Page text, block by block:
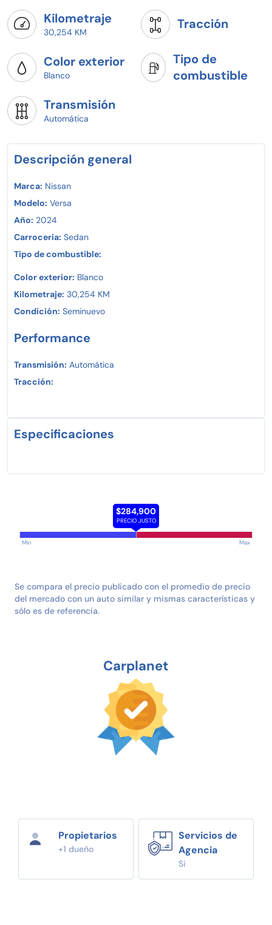
Kilometraje
30,254 KM
Tracción
Color exterior
Blanco
Tipo de
combustible
Transmisión
Automática
Descripción general
Marca: Nissan
Modelo: Versa
Año: 2024
Carroceria: Sedan
Tipo de combustible:
Color exterior: Blanco
Kilometraje: 30,254 KM
Condición: Seminuevo
Performance
Transmisión: Automática
Tracción:
Especificaciones
$284,900
PRECIO JUSTO
Min Max
Se compara el precio publicado con el promedio de precio
del mercado con un auto similar y mismas características y
sólo es de referencia.
Carplanet
Propietarios
+1 dueño
Servicios de
Agencia
Si